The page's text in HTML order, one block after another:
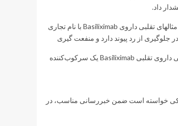
داد.
به گزارش سالم‌خبر، بنابر اظهار سازمان غذا و دارو سازمان جهانی بهداشت هشدار داده است که مثالهای تقلبی داروی Basiliximab با نام تجاری
اداره کل داروی سازمان غذا و دارو در پی اظهار رسمی سازمان جهانی بهداشت نسبت به شناسایی داروی تقلبی Basiliximab یک سرکوب‌کننده
خواسته است ضمن خبر‌رسانی مناسب، در